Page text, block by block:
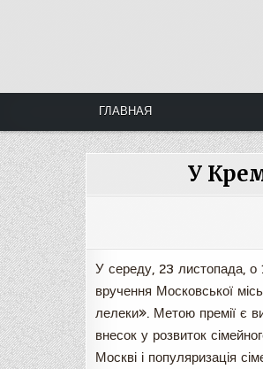
ГЛАВНАЯ
У
У середу, 23 листопада, о
вручення Московської
лелеки». Метою премії є
внесок у розвиток
Москві і популяризація